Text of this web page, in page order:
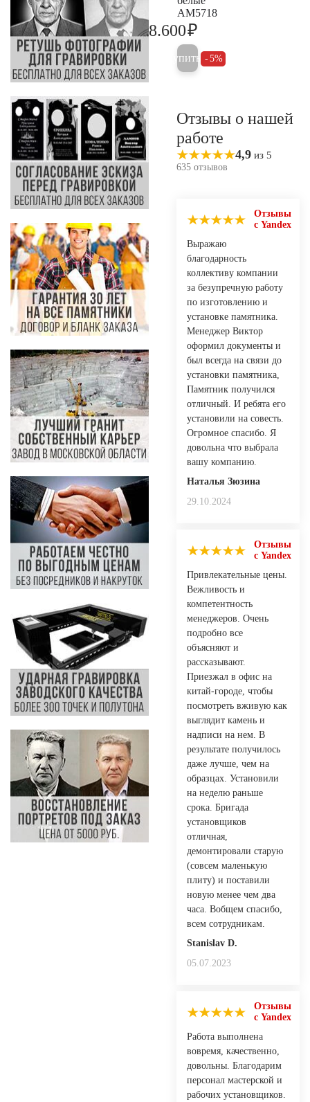
AM5718
8.600₽
Купить 5%
Отзывы о нашей
работе
4,9 из 5
635 отзывов
Отзывы
с Yandex
Выражаю
благодарность
коллективу компании
за безупречную работу
по изготовлению и
установке памятника.
Менеджер Виктор
оформил документы и
был всегда на связи до
установки памятника,
Памятник получился
отличный. И ребята его
установили на совесть.
Огромное спасибо. Я
довольна что выбрала
вашу компанию.
Наталья Зюзина
29.10.2024
Отзывы
с Yandex
Привлекательные цены.
Вежливость и
компетентность
менеджеров. Очень
подробно все
объясняют и
рассказывают.
Приезжал в офис на
китай-городе, чтобы
посмотреть вживую как
выглядит камень и
надписи на нем. В
результате получилось
даже лучше, чем на
образцах. Установили
на неделю раньше
срока. Бригада
установщиков
отличная,
демонтировали старую
(совсем маленькую
плиту) и поставили
новую менее чем два
часа. Вобщем спасибо,
всем сотрудникам.
Stanislav D.
05.07.2023
Отзывы
с Yandex
Работа выполнена
вовремя, качественно,
довольны. Благодарим
персонал мастерской и
рабочих установщиков.